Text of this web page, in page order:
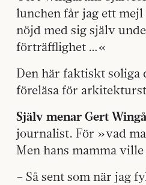
lunchen får jag ett
nöjd med sig själv
förträfflighet …«
Den här faktiskt soliga
föreläsa för
Själv menar Gert
journalist. För »vad
Men hans mamma
– Så sent som när jag